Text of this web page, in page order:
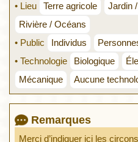
• Lieu
Terre agricole Jardin
Rivière / Océans
• Public
Individus
• Technologie
Biologique
Mécanique
Aucune
Remarques
Merci d’indiquer ici les